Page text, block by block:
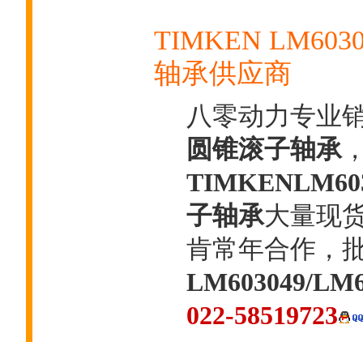
TIMKEN
轴承供应商
八零动力专业
圆锥滚子轴承
子轴承大量现
肯常年合作，
LM603049/
022-58519723